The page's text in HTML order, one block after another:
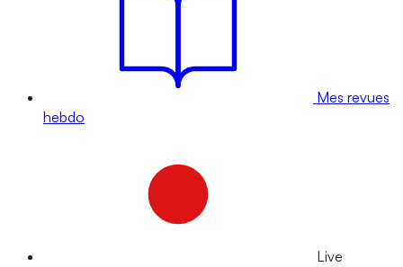
Mes revues
hebdo
Live